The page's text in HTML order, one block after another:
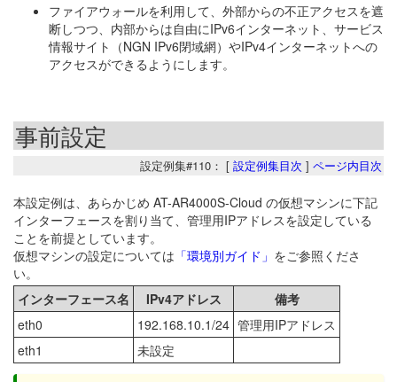
ファイアウォールを利用して、外部からの不正アクセスを遮
断しつつ、内部からは自由にIPv6インターネット、サービス
情報サイト（NGN IPv6閉域網）やIPv4インターネットへの
アクセスができるようにします。
事前設定
設定例集#110： [ 設定例集目次 ] ページ内目次
本設定例は、あらかじめ AT-AR4000S-Cloud の仮想マシンに下記
インターフェースを割り当て、管理用IPアドレスを設定している
ことを前提としています。
仮想マシンの設定については 「環境別ガイド」 をご参照くださ
い。
インターフェース名
IPv4アドレス
備考
eth0
192.168.10.1/24 管理用IPアドレス
eth1
未設定